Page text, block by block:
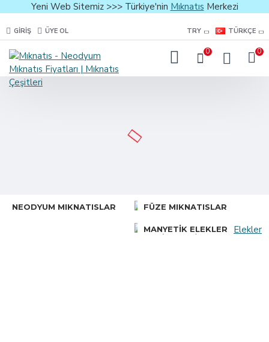
Yeni Web Sitemiz >>> Türkiye'nin Mıknatıs Merkezi
GIRIŞ ÜYE OL TRY TÜRKÇE
0 0
NEODYUM MIKNATISLAR FÜZE MIKNATISLAR
MANYETIK ELEKLER